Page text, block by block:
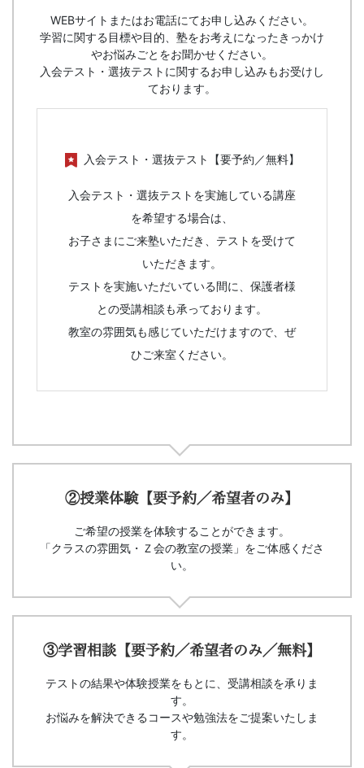
WEBサイトまたはお電話にてお申し込みください。
学習に関する目標や目的、塾をお考えになったきっかけ
やお悩みごとをお聞かせください。
入会テスト・選抜テストに関するお申し込みもお受けし
ております。
入会テスト・選抜テスト【要予約／無料】
入会テスト・選抜テストを実施している講座
を希望する場合は、
お子さまにご来塾いただき、テストを受けて
いただきます。
テストを実施いただいている間に、保護者様
との受講相談も承っております。
教室の雰囲気も感じていただけますので、ぜ
ひご来室ください。
②授業体験【要予約／希望者のみ】
ご希望の授業を体験することができます。
「クラスの雰囲気・Ｚ会の教室の授業」をご体感くださ
い。
③学習相談【要予約／希望者のみ／無料】
テストの結果や体験授業をもとに、受講相談を承りま
す。
お悩みを解決できるコースや勉強法をご提案いたしま
す。